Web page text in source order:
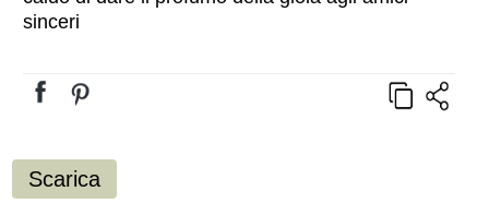
sinceri
Scarica